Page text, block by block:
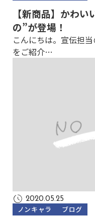
【新商品】かわ
の”が登場！
こんにちは。宣伝担
をご紹介…
2020.05.25
ノンキャラ ブログ